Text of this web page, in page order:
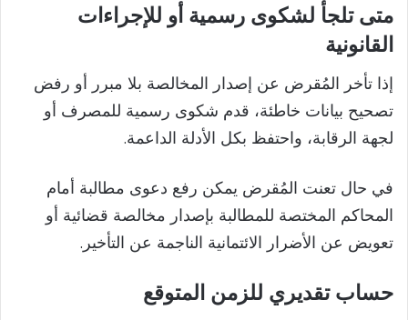
متى تلجأ لشكوى رسمية أو للإجراءات
القانونية
إذا تأخر المُقرض عن إصدار المخالصة بلا مبرر أو رفض
تصحيح بيانات خاطئة، قدم شكوى رسمية للمصرف أو
لجهة الرقابة، واحتفظ بكل الأدلة الداعمة.
في حال تعنت المُقرض يمكن رفع دعوى مطالبة أمام
المحاكم المختصة للمطالبة بإصدار مخالصة قضائية أو
تعويض عن الأضرار الائتمانية الناجمة عن التأخير.
حساب تقديري للزمن المتوقع